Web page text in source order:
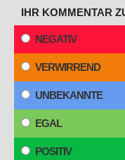
IHR KOMMENTAR
NEGATIV
VERWIRREND
UNBEKANNTE
EGAL
POSITIV